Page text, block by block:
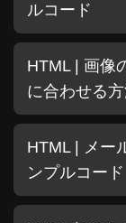
ルコード
HTML | 画像
に合わせる
HTML | メー
ンプルコード